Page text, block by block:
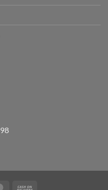
MasterCard